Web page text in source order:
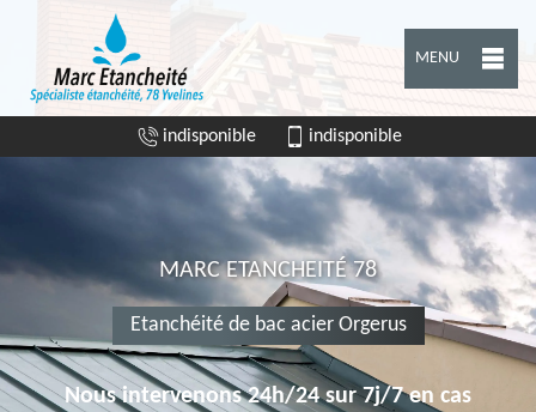
MENU
indisponible indisponible
MARC ETANCHEITÉ 78
Etanchéité de bac acier Orgerus
Nous intervenons 24h/24 sur 7j/7 en cas